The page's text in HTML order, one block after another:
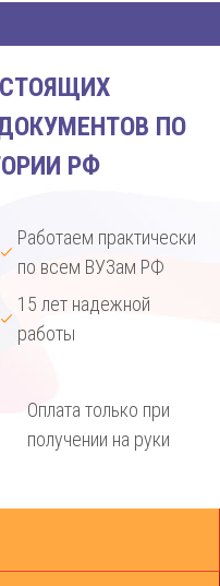
ПО
РФ
Работаем практически
по всем ВУЗам РФ
15 лет надежной
работы
Оплата только при
получении на руки